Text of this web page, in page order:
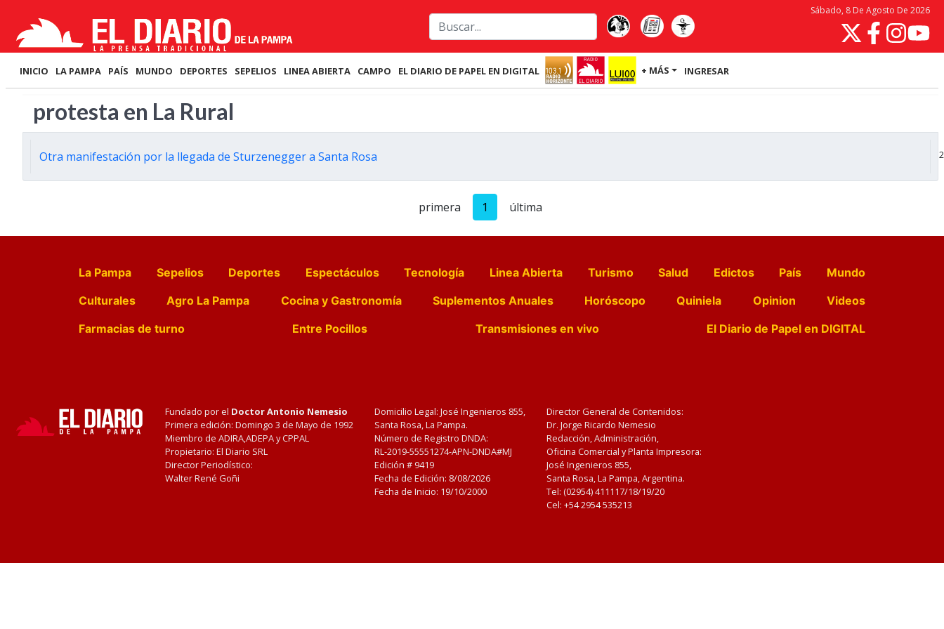
Sábado, 8 De Agosto De 2026
INICIO LA PAMPA PAÍS MUNDO DEPORTES SEPELIOS LINEA ABIERTA CAMPO EL DIARIO DE PAPEL EN DIGITAL + MÁS INGRESAR
protesta en La Rural
Otra manifestación por la llegada de Sturzenegger a Santa Rosa
primera 1 última
La Pampa Sepelios Deportes Espectáculos Tecnología Linea Abierta Turismo Salud Edictos País
Mundo
Culturales
Agro La Pampa Cocina y Gastronomía Suplementos Anuales Horóscopo Quiniela Opinion
Videos
Farmacias de turno
Entre Pocillos Transmisiones en vivo El Diario de Papel en DIGITAL
Fundado por el Doctor Antonio Nemesio
Primera edición: Domingo 3 de Mayo de 1992
Miembro de ADIRA,ADEPA y CPPAL
Propietario: El Diario SRL
Director Periodístico:
Walter René Goñi
Domicilio Legal: José Ingenieros 855,
Santa Rosa, La Pampa.
Número de Registro DNDA:
RL-2019-55551274-APN-DNDA#MJ
Edición # 9419
Fecha de Edición: 8/08/2026
Fecha de Inicio: 19/10/2000
Director General de Contenidos:
Dr. Jorge Ricardo Nemesio
Redacción, Administración,
Oficina Comercial y Planta Impresora:
José Ingenieros 855,
Santa Rosa, La Pampa, Argentina.
Tel: (02954) 411117/18/19/20
Cel: +54 2954 535213